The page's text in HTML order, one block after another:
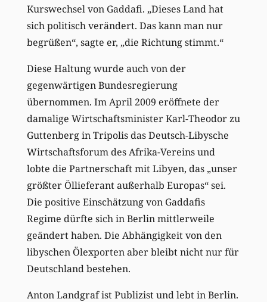
Kurswechsel von Gaddafi. „Dieses Land hat
sich politisch verändert. Das kann man nur
begrüßen“, sagte er, „die Richtung stimmt.“
Diese Haltung wurde auch von der
gegenwärtigen Bundesregierung
übernommen. Im April 2009 eröffnete der
damalige Wirtschaftsminister Karl-Theodor zu
Guttenberg in Tripolis das Deutsch-Libysche
Wirtschaftsforum des Afrika-Vereins und
lobte die Partnerschaft mit Libyen, das „unser
größter Öllieferant außerhalb Europas“ sei.
Die positive Einschätzung von Gaddafis
Regime dürfte sich in Berlin mittlerweile
geändert haben. Die Abhängigkeit von den
libyschen Ölexporten aber bleibt nicht nur für
Deutschland bestehen.
Anton Landgraf ist Publizist und lebt in Berlin.